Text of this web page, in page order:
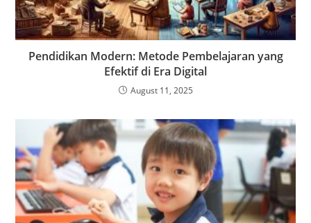
Pendidikan Modern: Metode Pembelajaran yang
Efektif di Era Digital
August 11, 2025